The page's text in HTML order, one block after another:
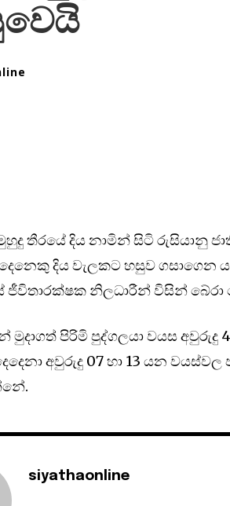
තීරයේ දිය නාමින් සිටි රුසියානු
දිය වැලකට හසුව ගසාගෙන
ජීවිතාරක්ෂක නිලධාරීන් විසින් බේරා
මුදාගත් පිරිමි පුද්ගලයා වයස අවුරුදු
අවුරුදු 07 හා 13 යන
siyathaonline